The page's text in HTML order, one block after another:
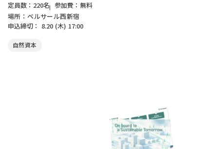
定員数：220名 参加費：無料
場所：ベルサール西新宿
申込締切： 8.20 (木) 17:00
自然資本